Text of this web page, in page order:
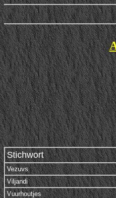
Stichwort
Vezuvs
Viljandi
Vuurhoutjes